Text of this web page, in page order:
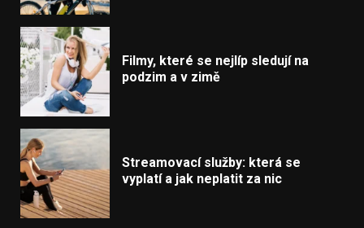
Filmy, které se nejlíp sledují na
podzim a v zimě
Streamovací služby: která se
vyplatí a jak neplatit za nic